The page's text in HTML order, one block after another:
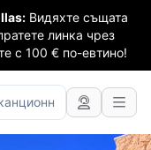
Видяхте същата
линка чрез
с 100 € по-евтино!